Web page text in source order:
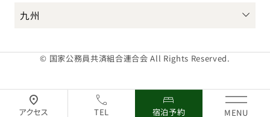
九州
© 国家公務員共済組合連合会 All Rights Reserved.
アクセス TEL 宿泊予約 MENU